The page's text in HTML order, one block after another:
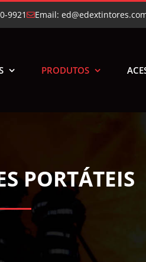
9921 Email:
PRODUTOS
PORTÁTEIS